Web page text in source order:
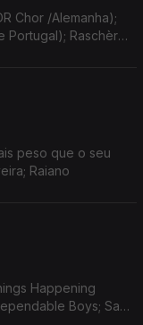
Chor /Alemanha);
Portugal); Raschèr
peso que o seu
Raiano
Happening
Boys; Sam